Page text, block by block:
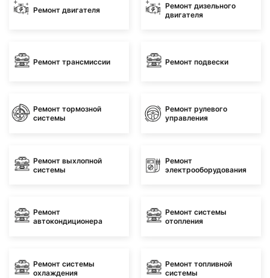
Ремонт двигателя
Ремонт дизельного
двигателя
Ремонт трансмиссии Ремонт подвески
Ремонт тормозной
системы
Ремонт рулевого
управления
Ремонт выхлопной
системы
Ремонт
электрооборудования
Ремонт
автокондиционера
Ремонт системы
отопления
Ремонт системы
охлаждения
Ремонт топливной
системы